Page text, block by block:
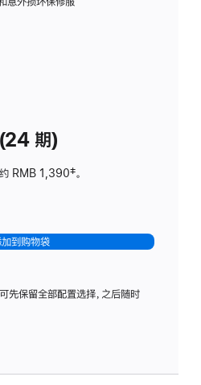
期)
约 RMB 1,390脚
‡。
到购物袋
先保留全部配置选择，之后随时